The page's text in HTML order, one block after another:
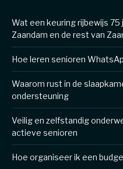
Wat een keuring rijbewijs
Zaandam en de rest van
Hoe leren senioren
Waarom rust in de
ondersteuning
Veilig en zelfstandig
actieve senioren
Hoe organiseer ik een